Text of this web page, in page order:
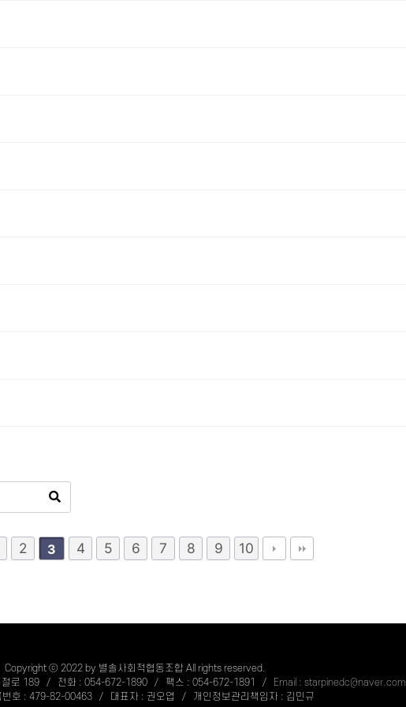
2 3 4 5 6 7 8 9 10
Copyright ⓒ 2022 by 별솔사회적협동조합 All rights reserved.
구절로 189 / 전화 : 054-672-1890 / 팩스 : 054-672-1891 / Email : starpinedc@naver.com
번호 : 479-82-00463 / 대표자 : 권오엽 / 개인정보관리책임자 : 김민규